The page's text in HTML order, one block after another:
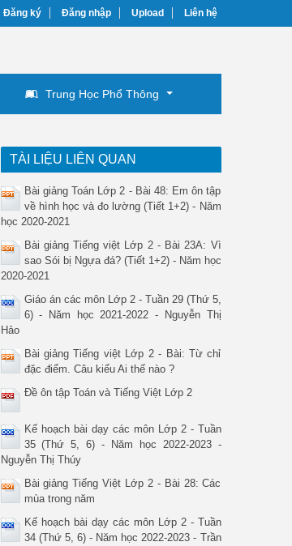
Đăng ký Đăng nhập Upload Liên hệ
Trung Học Phổ Thông
TÀI LIỆU LIÊN QUAN
Bài giảng Toán Lớp 2 - Bài 48: Em ôn tập
về hình học và đo lường (Tiết 1+2) - Năm
học 2020-2021
Bài giảng Tiếng việt Lớp 2 - Bài 23A: Vì
sao Sói bị Ngựa đá? (Tiết 1+2) - Năm học
2020-2021
Giáo án các môn Lớp 2 - Tuần 29 (Thứ 5,
6) - Năm học 2021-2022 - Nguyễn Thị
Hảo
Bài giảng Tiếng việt Lớp 2 - Bài: Từ chỉ
đặc điểm. Câu kiểu Ai thế nào ?
Đề ôn tập Toán và Tiếng Việt Lớp 2
Kế hoạch bài dạy các môn Lớp 2 - Tuần
35 (Thứ 5, 6) - Năm học 2022-2023 -
Nguyễn Thị Thúy
Bài giảng Tiếng Việt Lớp 2 - Bài 28: Các
mùa trong năm
Kế hoạch bài dạy các môn Lớp 2 - Tuần
34 (Thứ 5, 6) - Năm học 2022-2023 - Trần